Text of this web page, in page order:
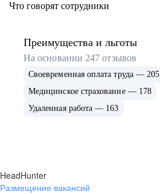
Что говорят сотрудники
Преимущества и льготы
На основании 247 отзывов
Своевременная оплата труда — 205
Медицинское страхование — 178
Удаленная работа — 163
HeadHunter
Размещение вакансий